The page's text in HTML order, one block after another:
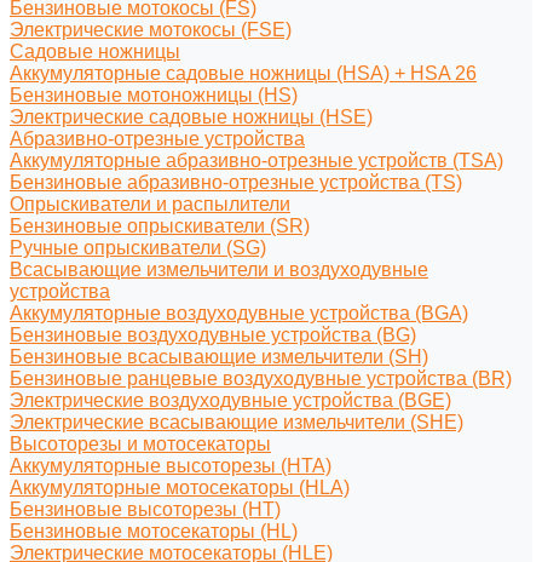
Бензиновые мотокосы (FS)
Электрические мотокосы (FSE)
Садовые ножницы
Аккумуляторные садовые ножницы (HSA) + HSA 26
Бензиновые мотоножницы (HS)
Электрические садовые ножницы (HSE)
Абразивно-отрезные устройства
Аккумуляторные абразивно-отрезные устройств (TSA)
Бензиновые абразивно-отрезные устройства (TS)
Опрыскиватели и распылители
Бензиновые опрыскиватели (SR)
Ручные опрыскиватели (SG)
Всасывающие измельчители и воздуходувные
устройства
Аккумуляторные воздуходувные устройства (BGA)
Бензиновые воздуходувные устройства (BG)
Бензиновые всасывающие измельчители (SH)
Бензиновые ранцевые воздуходувные устройства (BR)
Электрические воздуходувные устройства (BGE)
Электрические всасывающие измельчители (SHE)
Высоторезы и мотосекаторы
Аккумуляторные высоторезы (HTA)
Аккумуляторные мотосекаторы (HLA)
Бензиновые высоторезы (HT)
Бензиновые мотосекаторы (HL)
Электрические мотосекаторы (HLE)